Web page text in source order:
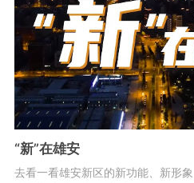
“新”在雄安
去看一看雄安新区的新功能、新形